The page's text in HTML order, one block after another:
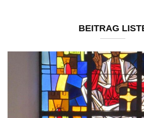
BEITRAG